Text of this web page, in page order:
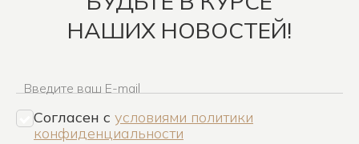
НАШИХ НОВОСТЕЙ!
Введите ваш E-mail
Согласен c условиями политики
конфиденциальности